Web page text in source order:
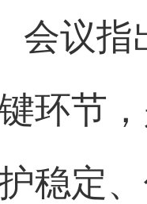
会议指
环节
稳定